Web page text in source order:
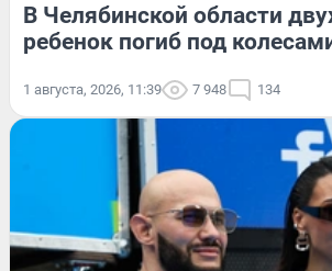
В Челябинской области
ребенок погиб под
1 августа, 2026, 11:39 7 948 134